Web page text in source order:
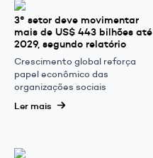
3° setor deve movimentar
mais de US$ 443 bilhões até
2029, segundo relatório
Crescimento global reforça
papel econômico das
organizações sociais
Ler mais